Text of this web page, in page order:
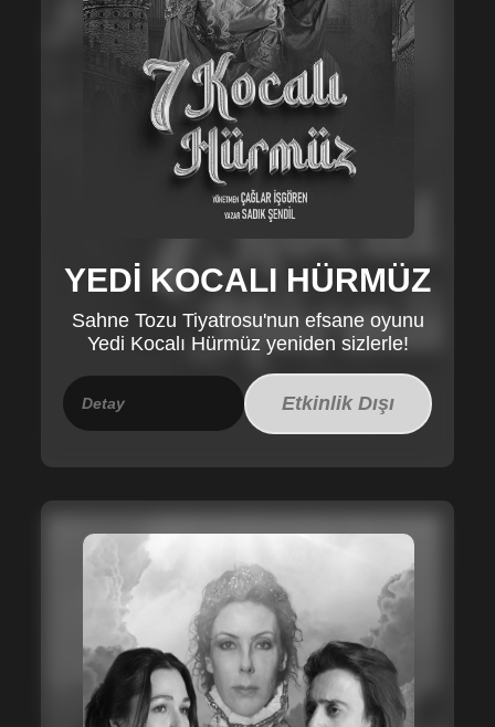
YEDİ KOCALI HÜRMÜZ
Sahne Tozu Tiyatrosu'nun efsane oyunu
Yedi Kocalı Hürmüz yeniden sizlerle!
Detay Etkinlik Dışı